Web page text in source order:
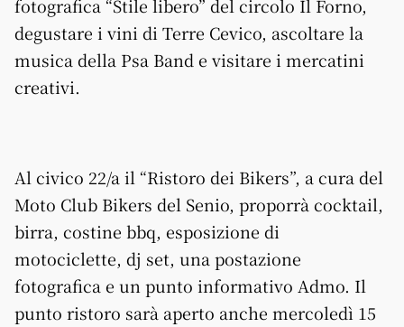
fotografica “Stile libero” del circolo Il Forno,
degustare i vini di Terre Cevico, ascoltare la
musica della Psa Band e visitare i mercatini
creativi.
Al civico 22/a il “Ristoro dei Bikers”, a cura del
Moto Club Bikers del Senio, proporrà cocktail,
birra, costine bbq, esposizione di
motociclette, dj set, una postazione
fotografica e un punto informativo Admo. Il
punto ristoro sarà aperto anche mercoledì 15